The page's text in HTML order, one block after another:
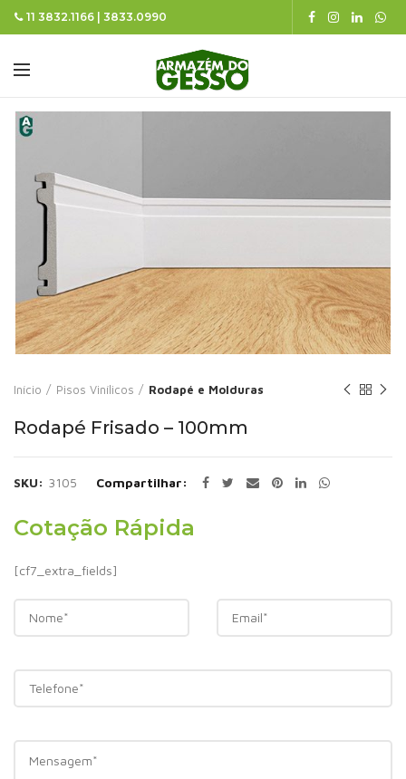
11 3832.1166 | 3833.0990
Início Pisos Vinílicos Rodapé e Molduras
Rodapé Frisado – 100mm
SKU: 3105 Compartilhar
Cotação Rápida
[cf7_extra_fields]